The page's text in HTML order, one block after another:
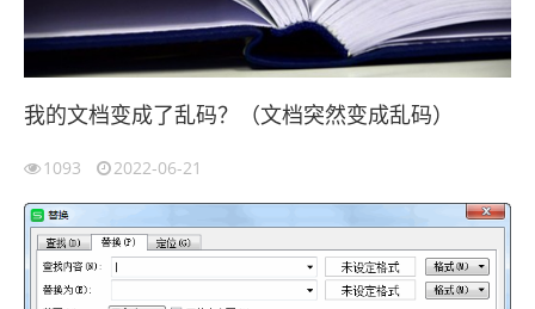
我的文档变成了乱码？（文档突然变成乱码）
1093 2022-06-21